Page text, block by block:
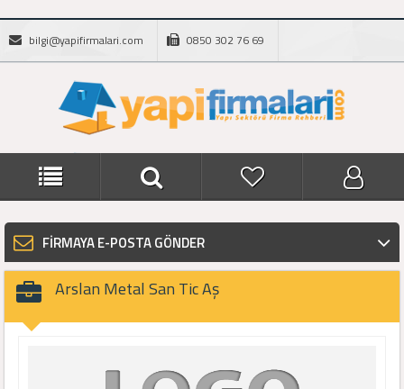
bilgi@yapifirmalari.com 0850 302 76 69
FİRMAYA E-POSTA GÖNDER
Arslan Metal San Tic Aş